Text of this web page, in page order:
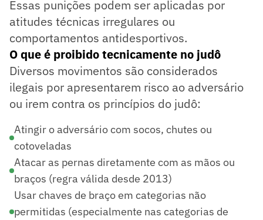
Essas punições podem ser aplicadas por
atitudes técnicas irregulares ou
comportamentos antidesportivos.
O que é proibido tecnicamente no judô
Diversos movimentos são considerados
ilegais por apresentarem risco ao adversário
ou irem contra os princípios do judô:
Atingir o adversário com socos, chutes ou
cotoveladas
Atacar as pernas diretamente com as mãos ou
braços (regra válida desde 2013)
Usar chaves de braço em categorias não
permitidas (especialmente nas categorias de